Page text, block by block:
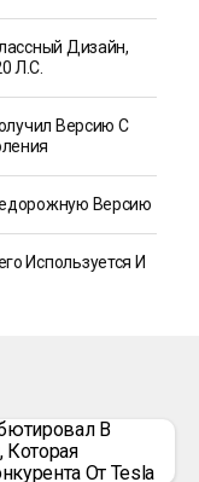
Дизайн,
Л.с.
Версию С
Версию
Используется И
В
От Tesla